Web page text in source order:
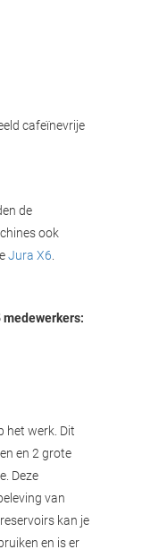
cafeïnevrije
de
ook
Jura X6
het werk. Dit
en 2 grote
Deze
van
kan je
en is er